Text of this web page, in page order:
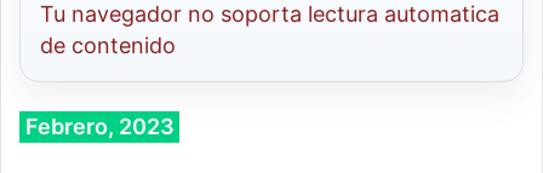
Tu navegador no soporta lectura automatica
de contenido
Febrero, 2023